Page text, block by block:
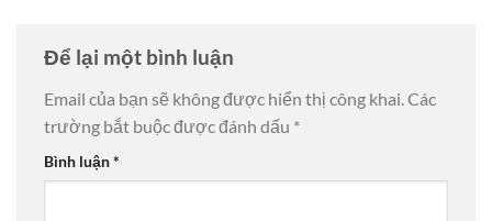
Để lại một bình luận
Email của bạn sẽ không được hiển thị công khai.Các
trường bắt buộc được đánh dấu *
Bình luận*